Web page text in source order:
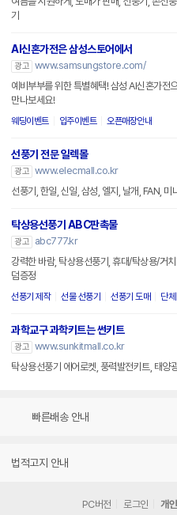
기
AI신혼가전은 삼성스토어에서
광고 www.samsungstore.com/
예비부부를 위한 특별혜택! 삼성 AI신혼가전
만나보세요!
웨딩이벤트 입주이벤트 오픈매장안내
선풍기 전문 일렉몰
광고 www.elecmall.co.kr
선풍기, 한일, 신일, 삼성, 엘지, 날개, FAN, 미
탁상용선풍기 ABC판촉물
광고
abc777.kr
강력한 바람, 탁상용선풍기, 휴대/탁상용/거치
덤증정
선풍기 제작 선물 선풍기 선풍기 도매 단체
과학교구 과학키트는 썬키트
광고 www.sunkitmall.co.kr
탁상용선풍기 에어로켓, 풍력발전키트, 태양
빠른배송 안내
법적고지 안내
PC버전 로그인 개